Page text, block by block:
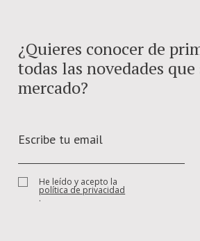
¿Quieres conocer de
todas las novedades
mercado?
He leído y acepto la
política de privacidad
.